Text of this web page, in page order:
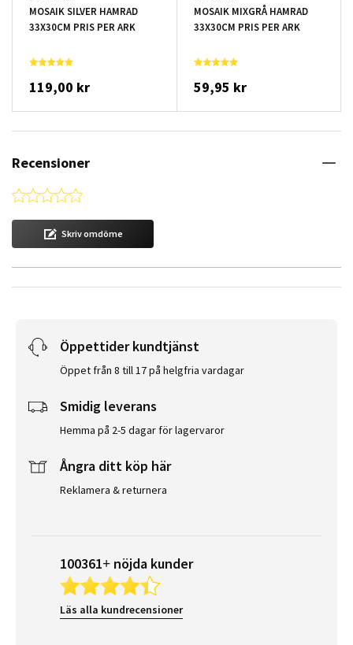
MOSAIK SILVER HAMRAD
33X30CM PRIS PER ARK
119,00 kr
MOSAIK MIXGRÅ HAMRAD
33X30CM PRIS PER ARK
59,95 kr
Recensioner
0.0 star rating
Skriv omdöme
Öppettider kundtjänst
Öppet från 8 till 17 på helgfria vardagar
Smidig leverans
Hemma på 2-5 dagar för lagervaror
Ångra ditt köp här
Reklamera & returnera
100361+ nöjda kunder
Läs alla kundrecensioner